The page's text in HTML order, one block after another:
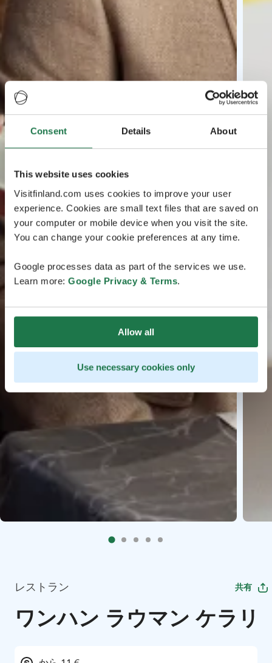
Consent Details About
This website uses cookies
Visitfinland.com uses cookies to improve your user
experience. Cookies are small text files that are saved on
your computer or mobile device when you visit the site.
You can change your cookie preferences at any time.
Google processes data as part of the services we use.
Learn more: Google Privacy & Terms.
Allow all
Use necessary cookies only
レストラン 共有
ワンハン ラウマン ケラリ